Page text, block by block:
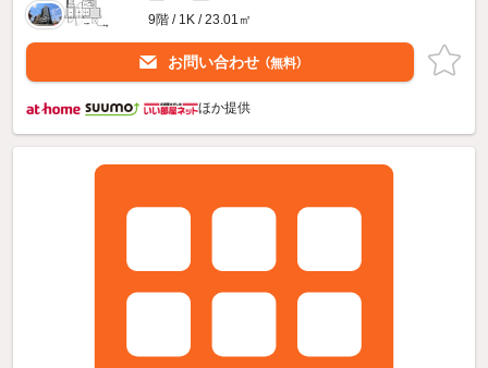
9階 / 1K / 23.01㎡
お問い合わせ （無料）
ほか提供